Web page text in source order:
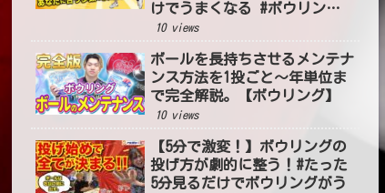
けでうまくなる #ボウリング
投げ方 #54
10 views
ボールを長持ちさせるメンテナ
ンス方法を1投ごと〜年単位ま
で完全解説。【ボウリング】
10 views
【5分で激変！】ボウリングの
投げ方が劇的に整う！#たった
5分見るだけでボウリングがう